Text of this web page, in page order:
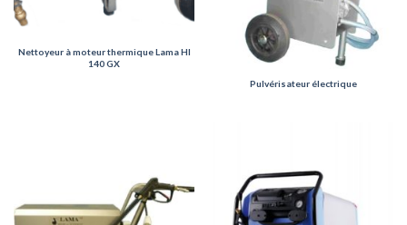
Nettoyeur à moteur thermique Lama HI
140 GX
Pulvérisateur électrique